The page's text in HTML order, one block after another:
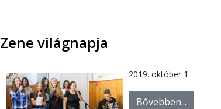
Zene világnapja
2019. október 1.
Bővebben...